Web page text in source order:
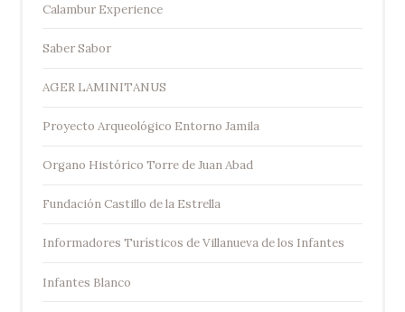
Calambur Experience
Saber Sabor
AGER LAMINITANUS
Proyecto Arqueológico Entorno Jamila
Organo Histórico Torre de Juan Abad
Fundación Castillo de la Estrella
Informadores Turísticos de Villanueva de los Infantes
Infantes Blanco